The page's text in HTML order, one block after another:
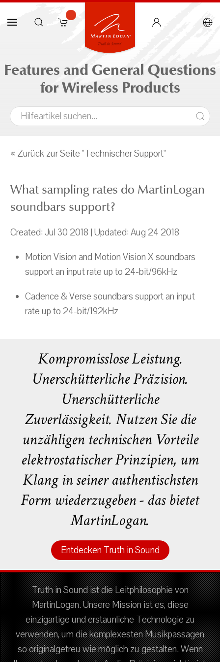
Features and General Questions
for Wireless Products
« Zurück zur Seite "Technischer Support"
What sampling rates do MartinLogan
soundbars support?
Created: Jul 30 2018 | Updated: Aug 24 2018
Motion Vision and Motion Vision X soundbars
support an input rate up to 24-bit/96kHz
Cadence & Verse soundbars support an input
rate up to 24-bit/192kHz
Kompromisslose Leistung.
Unerschütterliche Präzision.
Unerschütterliche
Zuverlässigkeit. Nutzen Sie die
unzähligen technischen Vorteile
elektrostatischer Prinzipien, um
Klang in seiner authentischsten
Form wiederzugeben - das bietet
MartinLogan.
Entdecken Truth in Sound
Truth in Sound ist die Leitphilosophie von
MartinLogan. Unsere Mission ist es, diese
einzigartige und erstaunliche Technologie zu
verwenden, um die komplexesten Musikpassagen
so originalgetreu wie möglich zu gestalten. Wenn